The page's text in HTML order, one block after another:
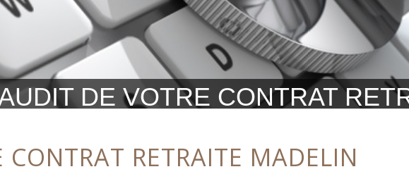
DE VOTRE CONTRAT
RETRAITE MADELIN